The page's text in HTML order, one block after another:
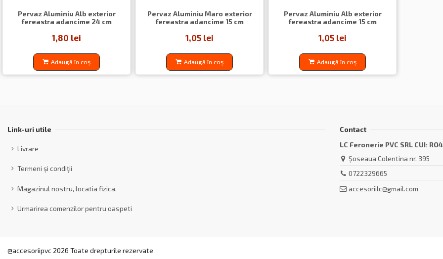
Pervaz Aluminiu Alb exterior
fereastra adancime 24 cm
1,80 lei
Adaugă în coș
Pervaz Aluminiu Maro exterior
fereastra adancime 15 cm
1,05 lei
Adaugă în coș
Pervaz Aluminiu Alb exterior
fereastra adancime 15 cm
1,05 lei
Adaugă în coș
Link-uri utile
Livrare
Termeni și condiții
Magazinul nostru, locatia fizica.
Urmarirea comenzilor pentru oaspeti
Contact
LC Feronerie PVC SRL CUI:
Șoseaua Colentina nr. 395
0722329665
accesoriilc@gmail.com
@accesoriipvc 2026 Toate drepturile rezervate